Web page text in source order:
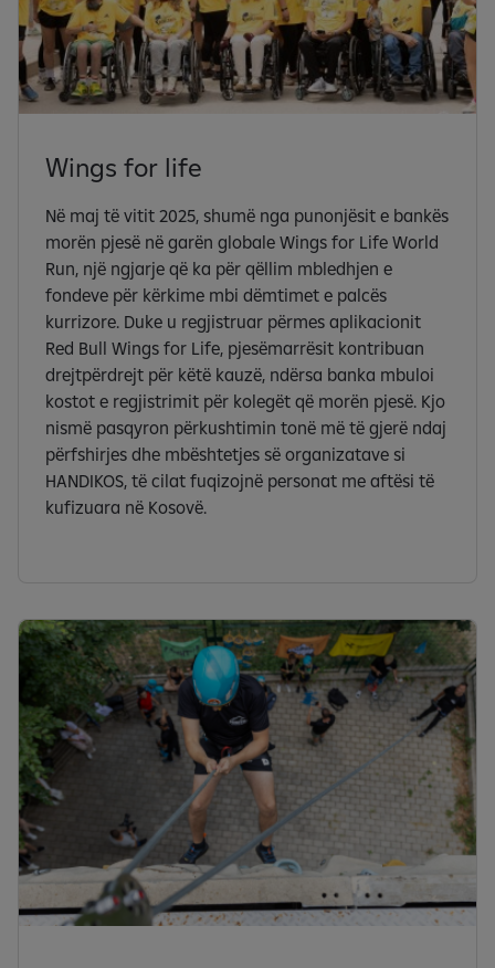
Wings for life
Në maj të vitit 2025, shumë nga punonjësit e bankës
morën pjesë në garën globale Wings for Life World
Run, një ngjarje që ka për qëllim mbledhjen e
fondeve për kërkime mbi dëmtimet e palcës
kurrizore. Duke u regjistruar përmes aplikacionit
Red Bull Wings for Life, pjesëmarrësit kontribuan
drejtpërdrejt për këtë kauzë, ndërsa banka mbuloi
kostot e regjistrimit për kolegët që morën pjesë. Kjo
nismë pasqyron përkushtimin tonë më të gjerë ndaj
përfshirjes dhe mbështetjes së organizatave si
HANDIKOS, të cilat fuqizojnë personat me aftësi të
kufizuara në Kosovë.